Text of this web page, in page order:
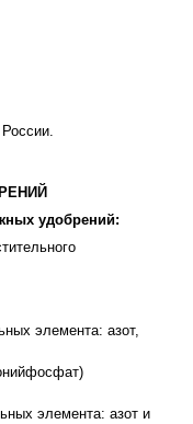
удобрений:
элемента: азот,
элемента: азот и